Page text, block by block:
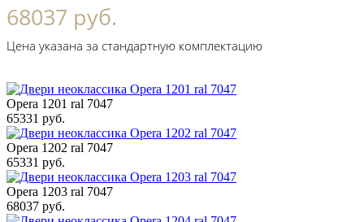
68037 руб.
Цена указана за стандартную комплектацию
Opera 1201 ral 7047
65331 руб.
Opera 1202 ral 7047
65331 руб.
Opera 1203 ral 7047
68037 руб.